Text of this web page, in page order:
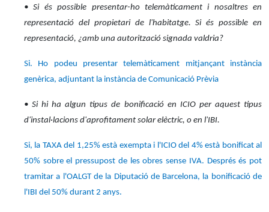
• Si és possible presentar-ho telemàticament i nosaltres en
representació del propietari de l'habitatge. Si és possible en
representació, ¿amb una autorització signada valdria?
Si. Ho podeu presentar telemàticament mitjançant instància
genèrica, adjuntant la instància de Comunicació Prèvia
• Si hi ha algun tipus de bonificació en ICIO per aquest tipus
d'instal·lacions d'aprofitament solar elèctric, o en l'IBI.
Si, la TAXA del 1,25% està exempta i l'ICIO del 4% està bonificat al
50% sobre el pressupost de les obres sense IVA. Després és pot
tramitar a l'OALGT de la Diputació de Barcelona, la bonificació de
l'IBI del 50% durant 2 anys.